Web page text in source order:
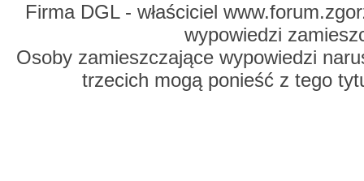
Firma DGL - właściciel
wypowiedzi
Osoby zamieszczające wypowiedzi
trzecich mogą ponieść z tego